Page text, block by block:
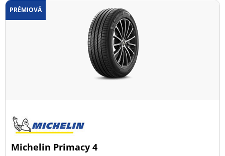
Typ pneumatiky
Všechny typy (293)
Typ vozidla
Všechny typy (293)
PRÉMIOVÁ
Michelin Primacy 4